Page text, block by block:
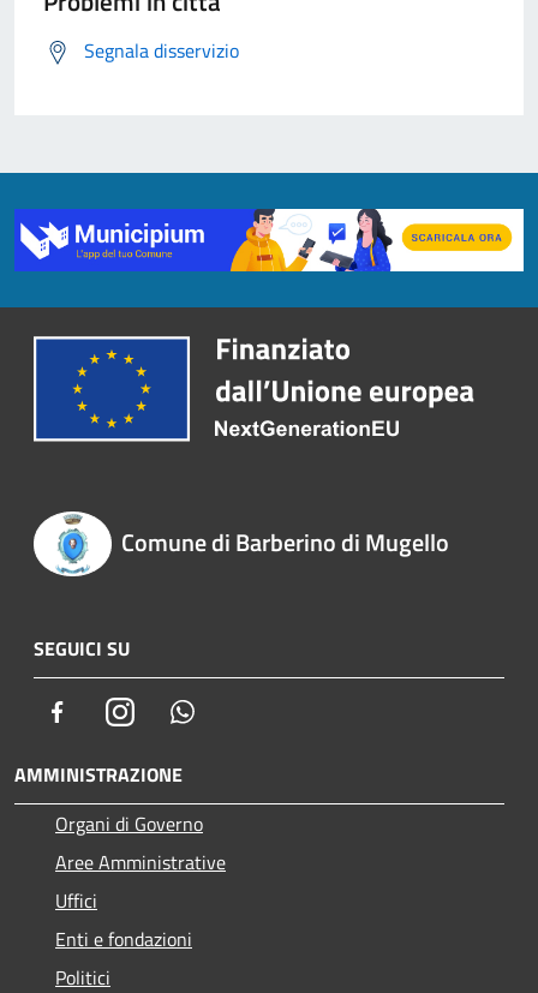
Segnala disservizio
Comune di Barberino di Mugello
SEGUICI SU
FacebookInstagram
AMMINISTRAZIONE
Organi di Governo
Aree Amministrative
Uffici
Enti e fondazioni
Politici